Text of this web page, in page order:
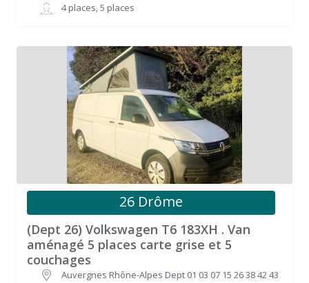
4 places,5 places
26 Drôme
(Dept 26) Volkswagen T6 183XH . Van
aménagé 5 places carte grise et 5
couchages
Auvergnes Rhône-Alpes Dept 01 03 07 15 26 38 42 43